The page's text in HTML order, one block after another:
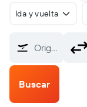
Ida y vuelta
Origen
Buscar